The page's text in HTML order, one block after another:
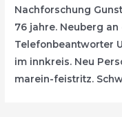
Nachforschung
76 jahre. Neuberg
Telefonbeantworter
im innkreis. Neu
marein-feistritz.